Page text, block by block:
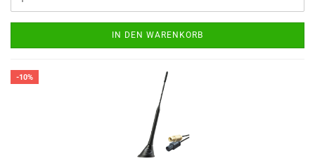
IN DEN WARENKORB
-10%